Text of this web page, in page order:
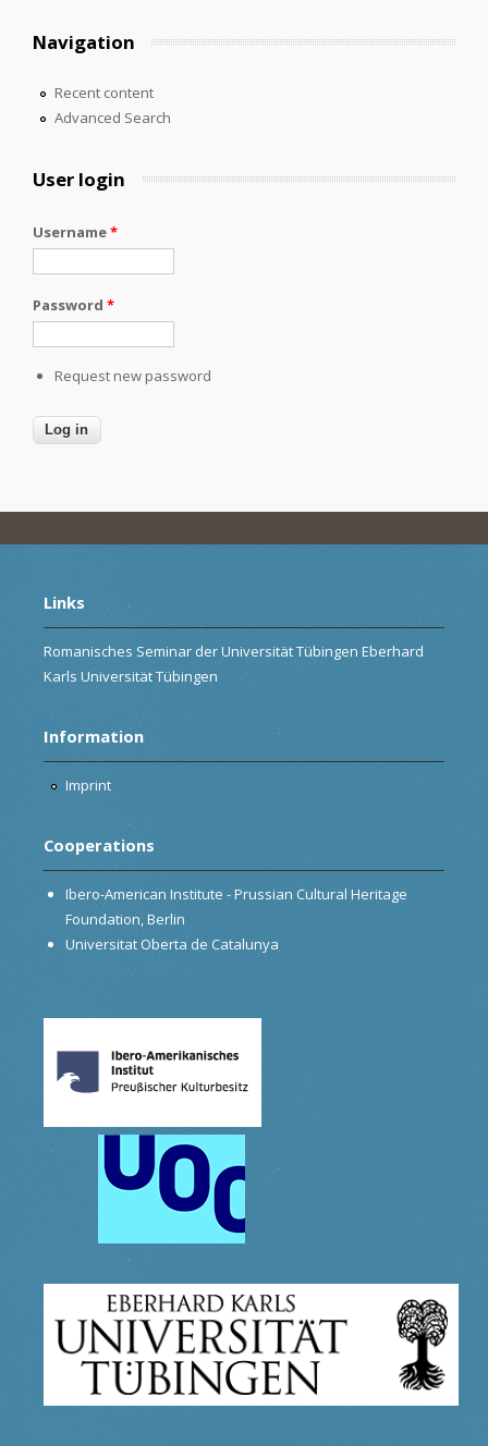
Navigation
Recent content
Advanced Search
User login
Username*
Password *
Request new password
Links
Romanisches Seminar der Universität Tübingen Eberhard
Karls Universität Tübingen
Information
Imprint
Cooperations
Ibero-American Institute - Prussian Cultural Heritage
Foundation, Berlin
Universitat Oberta de Catalunya